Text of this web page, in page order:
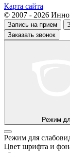
Карта сайта
© 2007 - 2026
Запись на прием
Заказать звонок
Режим
Режим для
Цвет шрифта и